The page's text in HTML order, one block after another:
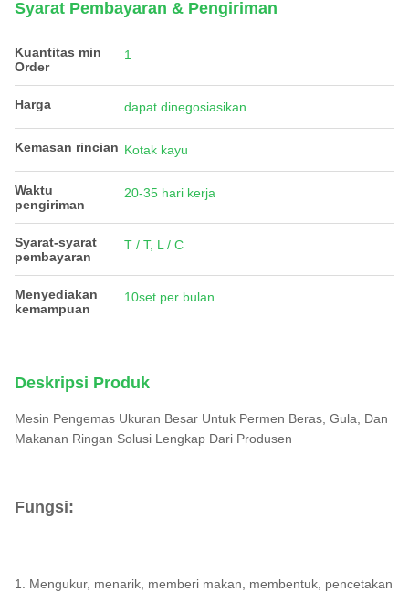
Syarat Pembayaran & Pengiriman
Kuantitas min
Order
1
Harga dapat dinegosiasikan
Kemasan rincian Kotak kayu
Waktu
pengiriman
20-35 hari kerja
Syarat-syarat
pembayaran
T / T, L / C
Menyediakan
kemampuan
10set per bulan
Deskripsi Produk
Mesin Pengemas Ukuran Besar Untuk Permen Beras, Gula, Dan
Makanan Ringan Solusi Lengkap Dari Produsen
Fungsi:
1. Mengukur, menarik, memberi makan, membentuk, pencetakan